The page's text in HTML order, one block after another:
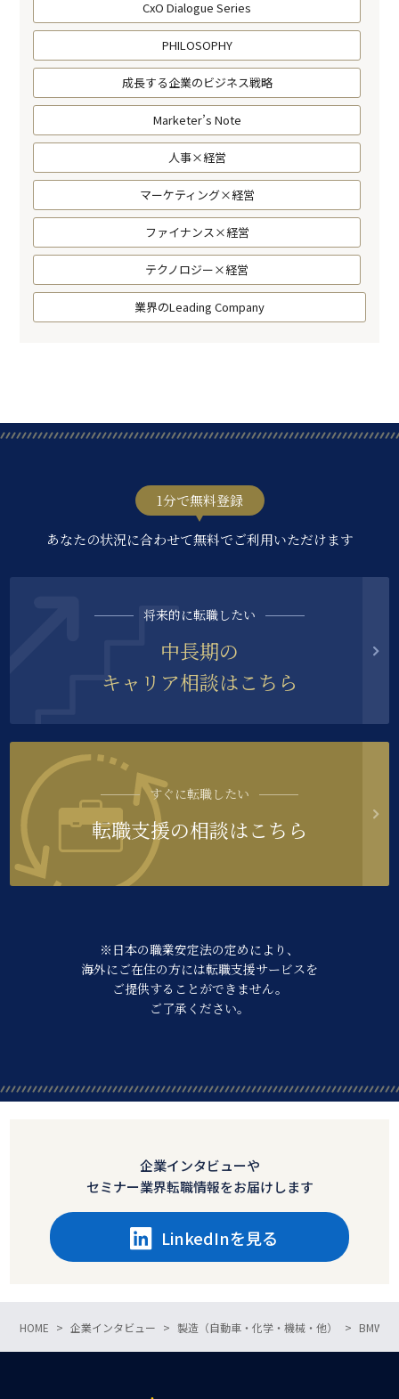
CxO Dialogue Series
PHILOSOPHY
成長する企業のビジネス戦略
Marketer’s Note
人事×経営
マーケティング×経営
ファイナンス×経営
テクノロジー×経営
業界のLeading Company
1分で無料登録
あなたの状況に合わせて無料でご利用いただけます
将来的に転職したい
中長期の
キャリア相談はこちら
すぐに転職したい
転職支援の相談はこちら
※日本の職業安定法の定めにより、
海外にご在住の方には転職支援サービスを
ご提供することができません。
ご了承ください。
企業インタビューや
セミナー業界転職情報をお届けします
LinkedInを見る
HOME 企業インタビュー 製造（自動車・化学・機械・他） BMW